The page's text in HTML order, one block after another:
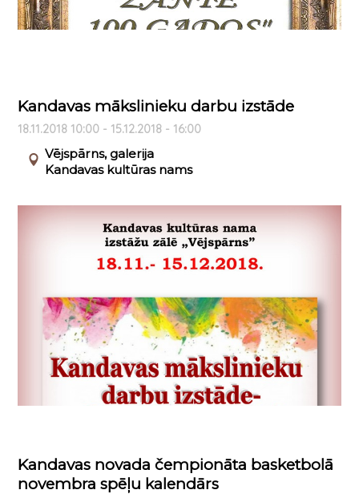
Kandavas mākslinieku darbu izstāde
18.11.2018 10:00 - 15.12.2018 - 16:00
Vējspārns, galerija
Kandavas kultūras nams
Kandavas novada čempionāta basketbolā
novembra spēļu kalendārs